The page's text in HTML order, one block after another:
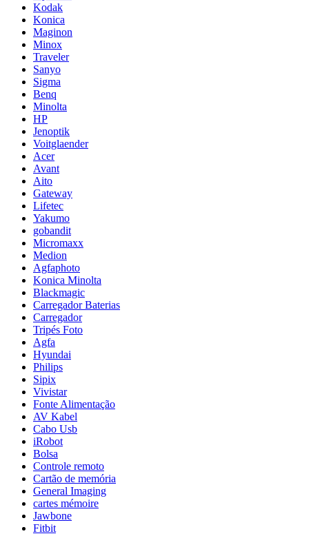
Kodak
Konica
Maginon
Minox
Traveler
Sanyo
Sigma
Benq
Minolta
HP
Jenoptik
Voitglaender
Acer
Avant
Aito
Gateway
Lifetec
Yakumo
gobandit
Micromaxx
Medion
Agfaphoto
Konica Minolta
Blackmagic
Carregador Baterias
Carregador
Tripés Foto
Agfa
Hyundai
Philips
Sipix
Vivistar
Fonte Alimentação
AV Kabel
Cabo Usb
iRobot
Bolsa
Controle remoto
Cartão de memória
General Imaging
cartes mémoire
Jawbone
Fitbit